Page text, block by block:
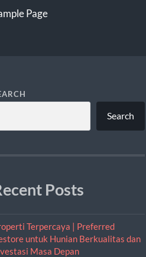
Page
Search
Posts
Terpercaya | Preferred
untuk Hunian Berkualitas dan
Masa Depan